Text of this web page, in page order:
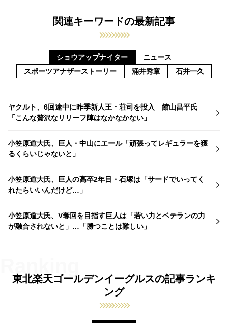
関連キーワードの最新記事
ショウアップナイター
ニュース
スポーツアナザーストーリー
涌井秀章 石井一久
ヤクルト、6回途中に昨季新人王・荘司を投入 館山昌平氏
「こんな贅沢なリリーフ陣はなかなかない」
小笠原道大氏、巨人・中山にエール「頑張ってレギュラーを獲
るくらいじゃないと」
小笠原道大氏、巨人の高卒2年目・石塚は「サードでいってく
れたらいいんだけど…」
小笠原道大氏、V奪回を目指す巨人は「若い力とベテランの力
が融合されないと」…「勝つことは難しい」
東北楽天ゴールデンイーグルスの記事ランキ
ング